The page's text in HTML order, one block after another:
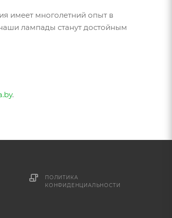
имеет многолетний опыт в
лампады станут достойным
.
ПОЛИТИКА
КОНФИДЕНЦИАЛЬНОСТИ